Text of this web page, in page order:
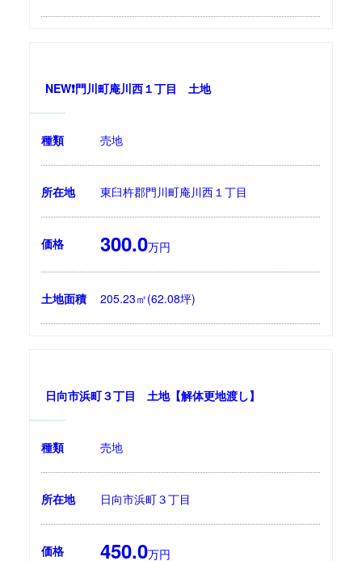
NEW❗門川町庵川西１丁目 土地
種類 売地
所在地 東臼杵郡門川町庵川西１丁目
価格 300.0万円
土地面積 205.23㎡(62.08坪)
日向市浜町３丁目 土地【解体更地渡し】
種類 売地
所在地 日向市浜町３丁目
価格 450.0万円